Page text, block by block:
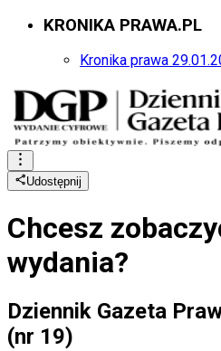
KRONIKA PRAWA.PL
Kronika prawa
Udostępnij
Chcesz
wydania?
Dziennik Gazeta
(nr 19)